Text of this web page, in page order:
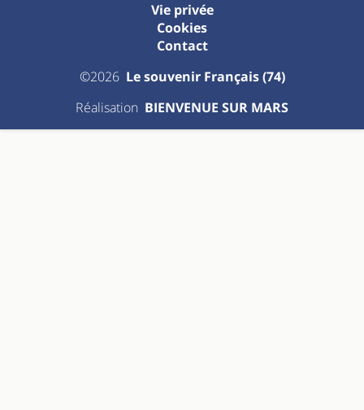
©2026 Le souvenir Français (74)
Vie privée
Cookies
Contact
Réalisation BIENVENUE SUR MARS